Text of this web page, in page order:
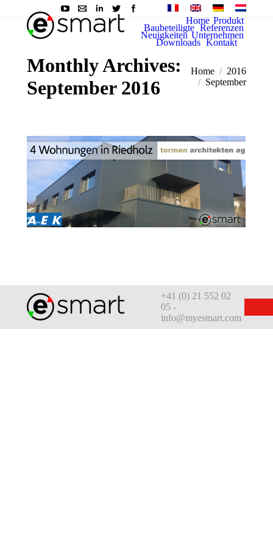
Home Produkt
Baubeteiligte Referenzen
Neuigkeiten Unternehmen
Downloads Kontakt
Monthly Archives:
September 2016
Sie befinden sich hier:
Home
2016
September
+41 (0) 21 552 02
05 -
info@myesmart.com